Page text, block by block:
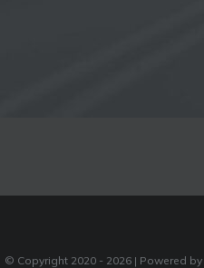
© Copyright 2020 - 2026 | Powered by